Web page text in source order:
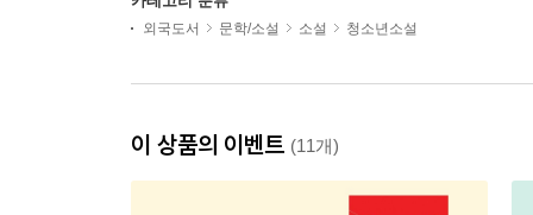
외국도서 문학/소설 소설 청소년소설
이 상품의 이벤트 (11개)